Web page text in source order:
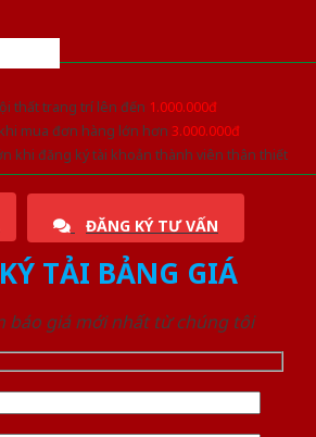
thất trang trí lên đến 1.000.000đ
mua đơn hàng lớn hơn 3.000.000đ
khi đăng ký tài khoản thành viên thân thiết
ĐĂNG KÝ TƯ VẤN
TẢI BẢNG GIÁ
báo giá mới nhất từ chúng tôi